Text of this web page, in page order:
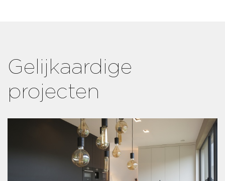
Gelijkaardige
projecten